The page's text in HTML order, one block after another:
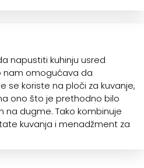
napustiti kuhinju usred
nam omogućava da
se koriste na ploči za kuvanje,
ono što je prethodno bilo
dugme. Tako kombinuje
kuvanja i menadžment za